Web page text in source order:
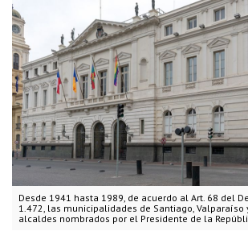
Desde 1941 hasta 1989, de acuerdo al Art. 68 del
1.472, las municipalidades de Santiago, Valparaíso
alcaldes nombrados por el Presidente de la